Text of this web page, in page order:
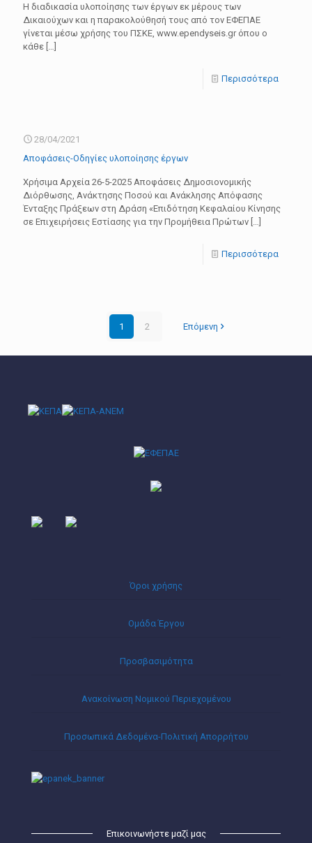
Η διαδικασία υλοποίησης των έργων εκ μέρους των
Δικαιούχων και η παρακολούθησή τους από τον ΕΦΕΠΑΕ
γίνεται μέσω χρήσης του ΠΣΚΕ, www.ependyseis.gr όπου ο
κάθε […]
Περισσότερα
28/04/2021
Αποφάσεις-Οδηγίες υλοποίησης έργων
Xρήσιμα Αρχεία 26-5-2025 Aποφάσεις Δημοσιονομικής
Διόρθωσης, Ανάκτησης Ποσού και Ανάκλησης Απόφασης
Ένταξης Πράξεων στη Δράση «Επιδότηση Κεφαλαίου Κίνησης
σε Επιχειρήσεις Εστίασης για την Προμήθεια Πρώτων […]
Περισσότερα
1 2 Επόμενη
Όροι χρήσης
Ομάδα Έργου
Προσβασιμότητα
Ανακοίνωση Νομικού Περιεχομένου
Προσωπικά Δεδομένα-Πολιτική Απορρήτου
Επικοινωνήστε μαζί μας